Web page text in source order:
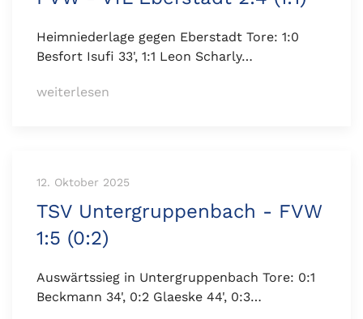
Heimniederlage gegen Eberstadt Tore: 1:0
Besfort Isufi 33', 1:1 Leon Scharly…
weiterlesen
12. Oktober 2025
TSV Untergruppenbach - FVW
1:5 (0:2)
Auswärtssieg in Untergruppenbach Tore: 0:1
Beckmann 34', 0:2 Glaeske 44', 0:3…